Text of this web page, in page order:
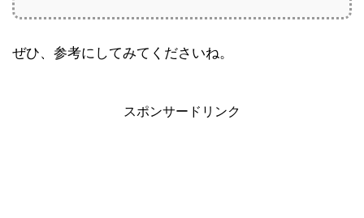
ぜひ、参考にしてみてくださいね。
スポンサードリンク